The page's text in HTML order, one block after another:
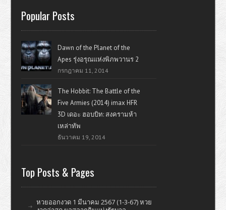
Popular Posts
Dawn of the Planet of the
Apes รุ่งอรุณแห่งพิภพวานร 2
กรกฎาคม 11, 2014
The Hobbit: The Battle of the
Five Armies (2014) imax HFR
3D เดอะ ฮอบบิท: สงครามห้า
เหล่าทัพ
ธันวาคม 19, 2014
Top Posts & Pages
หวยออกงวด 1 มีนาคม 2567 (1-3-67) หวย